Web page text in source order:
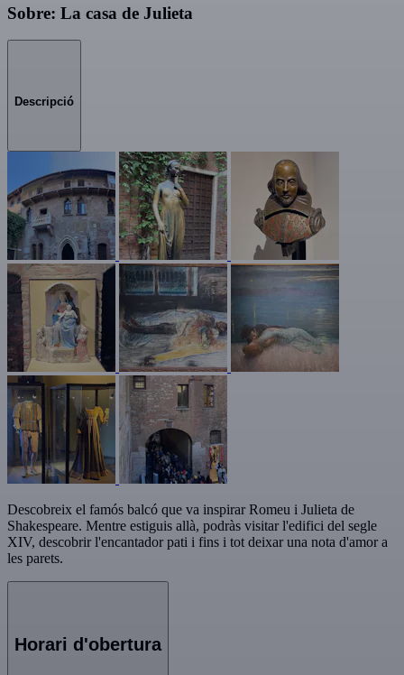
Sobre: La casa de Julieta
Descripció
Descobreix el famós balcó que va inspirar Romeu i Julieta de
Shakespeare. Mentre estiguis allà, podràs visitar l'edifici del segle
XIV, descobrir l'encantador pati i fins i tot deixar una nota d'amor a
les parets.
Horari d'obertura